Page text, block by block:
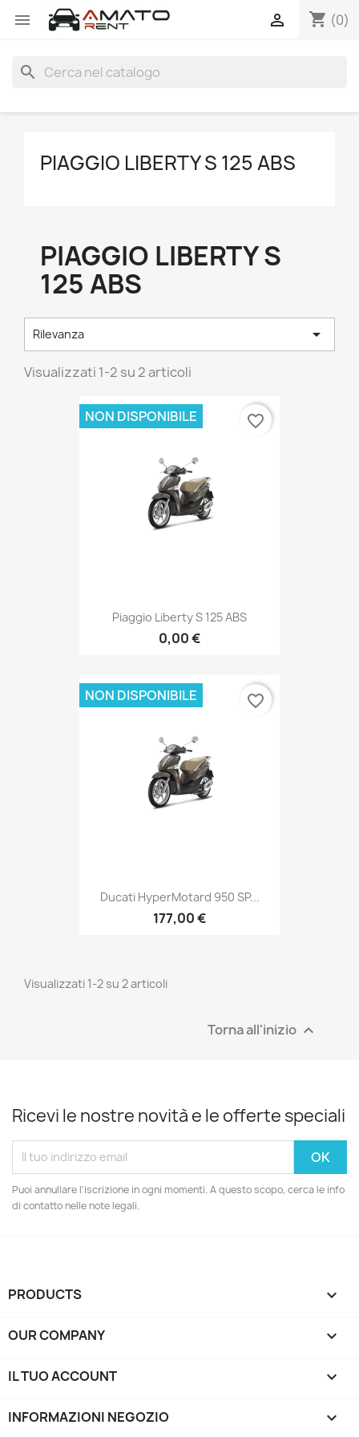
 shopping_cart (0)

search
PIAGGIO LIBERTY S 125 ABS
PIAGGIO LIBERTY S
125 ABS
Rilevanza 
Visualizzati 1-2 su 2 articoli
Piaggio Liberty S 125 ABS
0,00 €
NON DISPONIBILE favorite_border
Ducati HyperMotard 950 SP...
177,00 €
NON DISPONIBILE favorite_border
Visualizzati 1-2 su 2 articoli
Torna all'inizio 
Ricevi le nostre novità e le offerte speciali
Puoi annullare l'iscrizione in ogni momenti. A questo scopo, cerca le info
di contatto nelle note legali.
PRODUCTS 
OUR COMPANY 
IL TUO ACCOUNT 
INFORMAZIONI NEGOZIO keyboard_arrow_down